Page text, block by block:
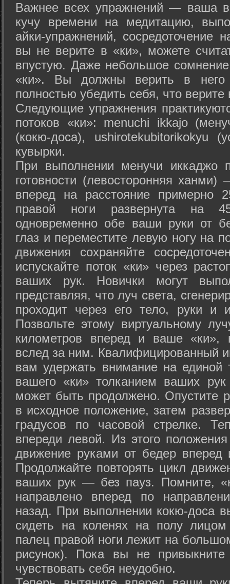
Важнее всех упражнений — ваша
кучу времени на медитацию,
айки-упражнений, сосредоточение
вы не верите в «ки», можете
впустую. Даже небольшое сомнение
«ки». Вы должны верить в
полностью убедить себя, что верите
Следующие упражнения
потоков «ки»: menuchi ikkajo
(кокю-доса), ushiro­tekubitori­kokyu
кувырки.
При выполнении менучи иккаджо
готовности (левосторонняя
вперед на расстояние примерно
правой ноги развернута на
одновременно обе ваши руки от
глаз и переместите левую ногу на
движения сохраняйте
испускайте поток «ки» через
ваших рук. Новички могут
представляя, что луч света,
проходит через его тело, руки и
Позвольте этому виртуальному
километров вперед и ваше «ки»,
вслед за ним. Квалифицированный
вам удержать внимание на единой
вашего «ки» толканием ваших
может быть продолжено. Опустите
в исходное положение, затем
градусов по часовой стрелке.
впереди левой. Из этого
движение руками от бедер вперед
Продолжайте повторять цикл
ваших рук — без пауз. Помните,
направлено вперед по
назад. При выполнении кокю-доса
сидеть на коленях на полу
палец правой ноги лежит на
рисунок). Пока вы не
чувствовать себя неудобно.